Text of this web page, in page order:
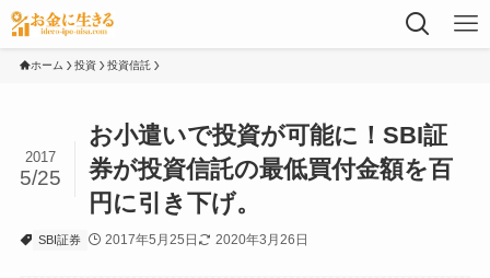
ホーム 投資 投資信託
お小遣いで投資が可能に！SBI証
券が投資信託の最低買付金額を百
円に引き下げ。
2017
5/25
SBI証券 2017年5月25日 2020年3月26日